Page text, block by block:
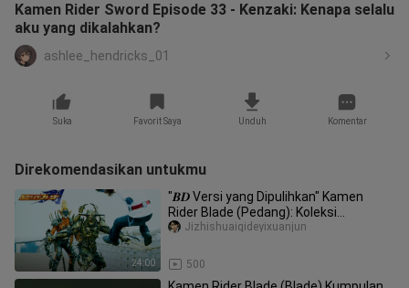
Kamen Rider Sword Episode 33 - Kenzaki: Kenapa selalu
aku yang dikalahkan?
ashlee_hendricks_01
Suka Favorit Saya Unduh Komentar
Direkomendasikan untukmu
24:00
"𝑩𝑫 Versi yang Dipulihkan" Kamen
Rider Blade (Pedang): Koleksi
Pertempuran Klasik "Masalah 9"
500
Jizhishuaiqideyixuanjun